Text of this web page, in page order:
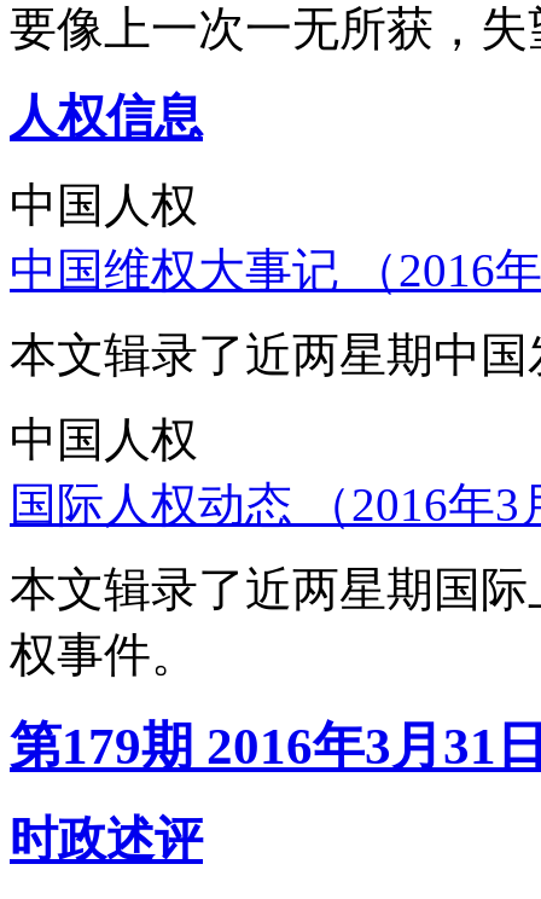
要像上一次一无所获，
人权信息
中国人权
中国维权大事记 （2016
本文辑录了近两星期中
中国人权
国际人权动态 （2016年
本文辑录了近两星期国
权事件。
第179期 2016年3月31
时政述评